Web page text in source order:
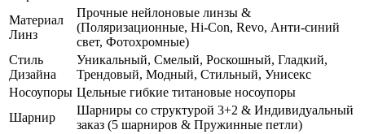
Материал
Линз
Прочные нейлоновые линзы &
(Поляризационные, Hi-Con, Revo, Анти-синий
свет, Фотохромные)
Стиль
Дизайна
Уникальный, Смелый, Роскошный, Гладкий,
Трендовый, Модный, Стильный, Унисекс
Носоупоры Цельные гибкие титановые носоупоры
Шарнир
Шарниры со структурой 3+2 & Индивидуальный
заказ (5 шарниров & Пружинные петли)